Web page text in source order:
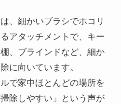
、細かいブラシでホコリ
アタッチメントで、キー
、ブラインドなど、細か
に向いています。
で家中ほとんどの場所を
除しやすい」という声が